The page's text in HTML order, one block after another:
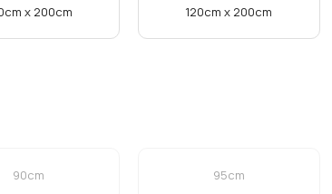
x 200cm 120cm x 200cm
90cm 95cm